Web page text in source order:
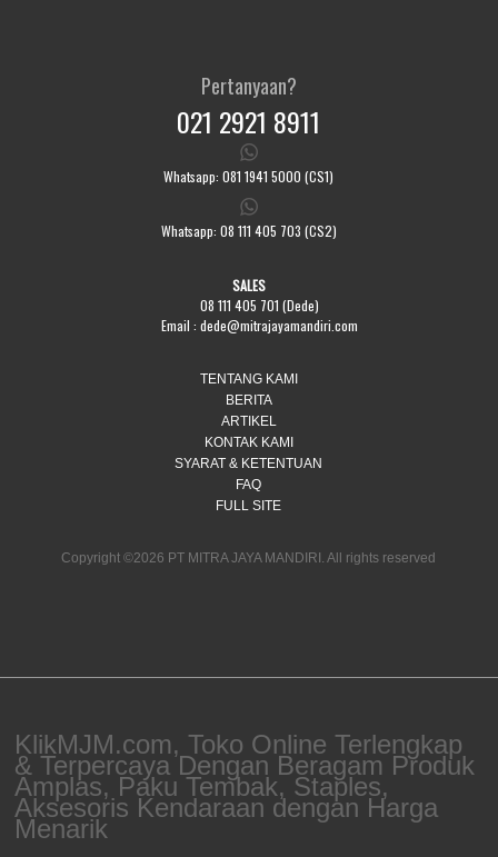
Pertanyaan?
021 2921 8911
Whatsapp: 081 1941 5000 (CS1)
Whatsapp: 08 111 405 703 (CS2)
SALES
08 111 405 701 (Dede)
Email :dede@mitrajayamandiri.com
TENTANG KAMI
BERITA
ARTIKEL
KONTAK KAMI
SYARAT & KETENTUAN
FAQ
FULL SITE
Copyright ©2026 PT MITRA JAYA MANDIRI. All rights reserved
KlikMJM.com, Toko Online Terlengkap
& Terpercaya Dengan Beragam Produk
Amplas, Paku Tembak, Staples,
Aksesoris Kendaraan dengan Harga
Menarik